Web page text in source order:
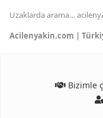
Uzaklarda arama…
Acilenyakin.com |
Bizimle